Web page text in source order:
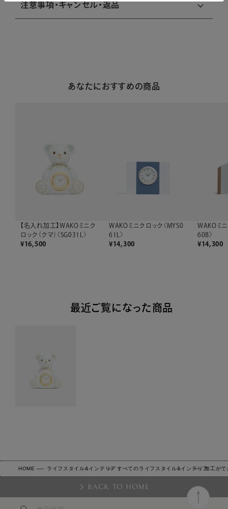
注意事項・キャンセル・返品
あなたにおすすめの商品
【名入れ加工】WAKOミニク
ロック（クマ）〈SG031L〉
¥16,500
WAKOミニクロック〈MYS0
61L〉
¥14,300
WAKOミ
60B〉
¥14,300
最近ご覧になった商品
HOME ライフスタイル&インテリア すべてのライフスタイル&インテリア加工がで
BACK TO HOME